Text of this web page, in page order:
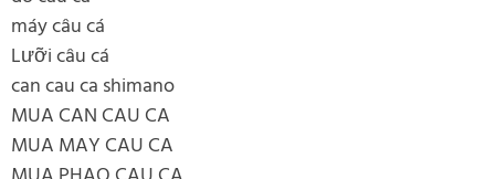
máy câu cá
Lưỡi câu cá
can cau ca shimano
MUA CAN CAU CA
MUA MAY CAU CA